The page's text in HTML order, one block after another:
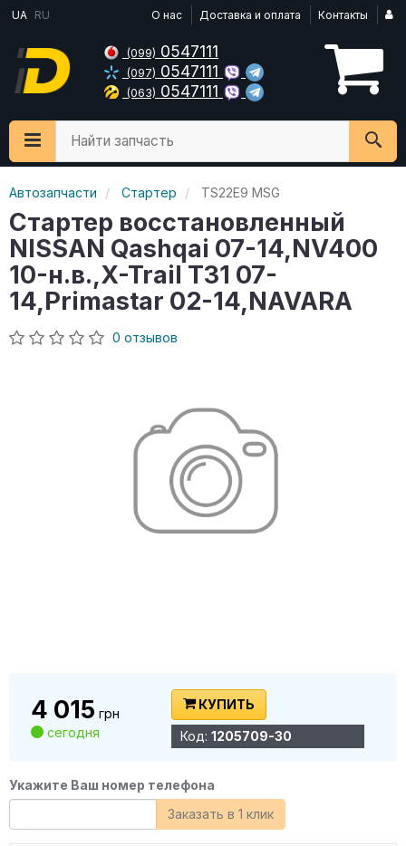
UA RU О нас Доставка и оплата Контакты
(099) 0547111
(097) 0547111
(063) 0547111
Найти запчасть
Автозапчасти Стартер TS22E9 MSG
Стартер восстановленный
NISSAN Qashqai 07-14,NV400
10-н.в.,X-Trail T31 07-
14,Primastar 02-14,NAVARA
0 отзывов
4 015 грн
сегодня
КУПИТЬ
Код: 1205709-30
Укажите Ваш номер телефона
Заказать в 1 клик